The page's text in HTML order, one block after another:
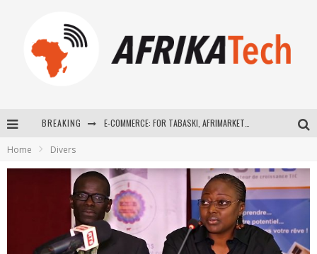
BREAKING
New to online sports betting? Consider These Tips to Play Your First Online Sports Betting Successfully
How Technology Has Changed Sports
Home Divers